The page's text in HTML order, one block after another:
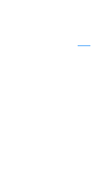
Thiết Bị